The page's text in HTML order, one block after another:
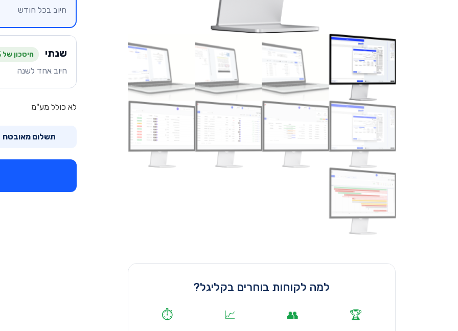
למה לקוחות בוחרים בקליגל?
🏆
👥
📈
⏱️
חיוב בכל חודש
שנתי חיסכון של 27%
חיוב אחד לשנה
לא כולל מע"מ
תשלום מאובטח